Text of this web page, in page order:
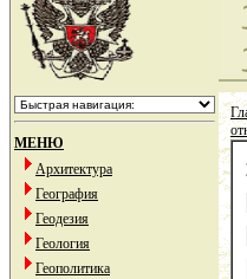
МЕНЮ
Архитектура
География
Геодезия
Геология
Геополитика